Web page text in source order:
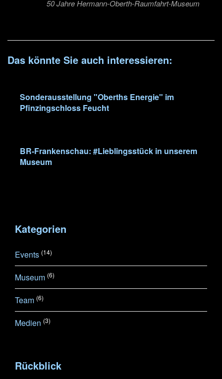
50 Jahre Hermann-Oberth-Raumfahrt-Museum
Das könnte Sie auch interessieren:
Sonderausstellung "Oberths Energie" im
Pfinzingschloss Feucht
BR-Frankenschau: #Lieblingsstück in unserem
Museum
Kategorien
Events (14)
Museum (6)
Team (6)
Medien (3)
Rückblick